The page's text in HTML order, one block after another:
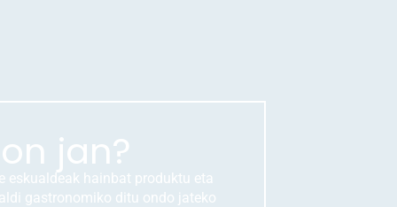
jan?
eskualdeak hainbat produktu eta
gastronomiko ditu ondo jateko